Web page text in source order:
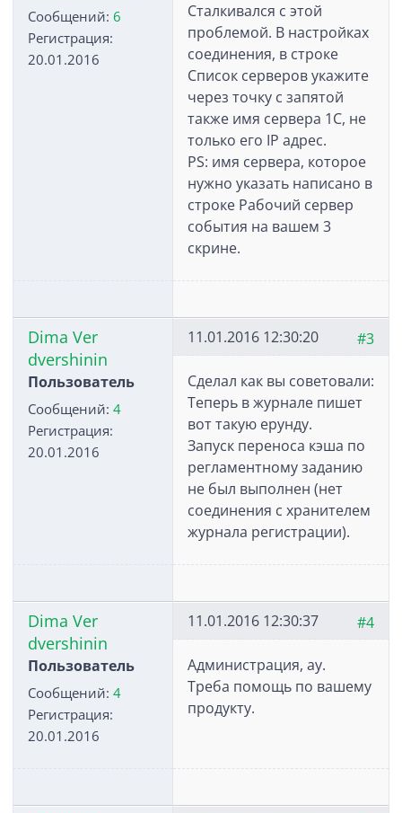
Сообщений: 6
Регистрация:
20.01.2016
Сталкивался с этой
проблемой. В настройках
соединения, в строке
Список серверов укажите
через точку с запятой
также имя сервера 1С, не
только его IP адрес.
PS: имя сервера, которое
нужно указать написано в
строке Рабочий сервер
события на вашем 3
скрине.
Dima Ver
dvershinin
Пользователь
Сообщений: 4
Регистрация:
20.01.2016
#3
11.01.2016 12:30:20
Сделал как вы советовали:
Теперь в журнале пишет
вот такую ерунду.
Запуск переноса кэша по
регламентному заданию
не был выполнен (нет
соединения с хранителем
журнала регистрации).
Dima Ver
dvershinin
Пользователь
Сообщений: 4
Регистрация:
20.01.2016
#4
11.01.2016 12:30:37
Администрация, ау.
Треба помощь по вашему
продукту.